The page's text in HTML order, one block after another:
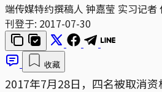
端传媒特约撰稿人 钟嘉莹 实习记者
刊登于: 2017-07-30
收藏
2017年7月28日，四名被取消